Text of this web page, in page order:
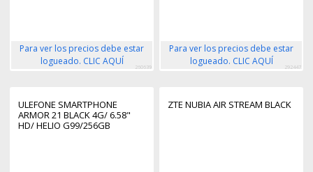
Para ver los precios debe estar
logueado. CLIC AQUÍ
260639
Para ver los precios debe estar
logueado. CLIC AQUÍ
292447
ULEFONE SMARTPHONE
ARMOR 21 BLACK 4G/ 6.58"
HD/ HELIO G99/256GB
ZTE NUBIA AIR STREAM BLACK